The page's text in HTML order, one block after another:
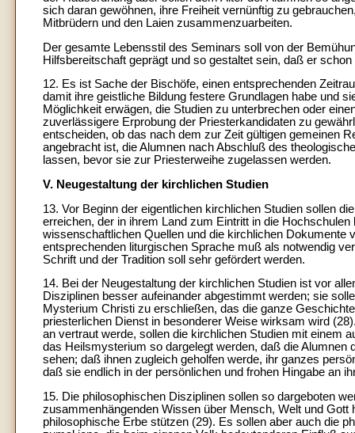
sich daran gewöhnen, ihre Freiheit vernünftig zu
Mitbrüdern und den Laien zusammenzuarbeiten.
Der gesamte Lebensstil des Seminars soll von der
Hilfsbereitschaft geprägt und so gestaltet sein, daß er
12. Es ist Sache der Bischöfe, einen entsprechenden
damit ihre geistliche Bildung festere Grundlagen habe und
Möglichkeit erwägen, die Studien zu unterbrechen oder
zuverlässigere Erprobung der Priesterkandidaten zu
entscheiden, ob das nach dem zur Zeit gültigen gemeinen
angebracht ist, die Alumnen nach Abschluß des
lassen, bevor sie zur Priesterweihe zugelassen werden.
V. Neugestaltung der kirchlichen Studien
13. Vor Beginn der eigentlichen kirchlichen Studien sollen
erreichen, der in ihrem Land zum Eintritt in die
wissenschaftlichen Quellen und die kirchlichen Dokumente
entsprechenden liturgischen Sprache muß als notwendig
Schrift und der Tradition soll sehr gefördert werden.
14. Bei der Neugestaltung der kirchlichen Studien ist vor
Disziplinen besser aufeinander abgestimmt werden; sie
Mysterium Christi zu erschließen, das die ganze
priesterlichen Dienst in besonderer Weise wirksam wird
an vertraut werde, sollen die kirchlichen Studien mit einem
das Heilsmysterium so dargelegt werden, daß die Alumnen
sehen; daß ihnen zugleich geholfen werde, ihr ganzes
daß sie endlich in der persönlichen und frohen Hingabe an
15. Die philosophischen Disziplinen sollen so dargeboten
zusammenhängenden Wissen über Mensch, Welt und
philosophische Erbe stützen (29). Es sollen aber auch die